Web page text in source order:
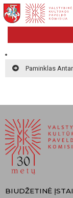
Paminklas
BIUDŽETINĖ